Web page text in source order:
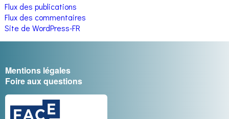
Flux des publications
Flux des commentaires
Site de WordPress-FR
Mentions légales
Foire aux questions